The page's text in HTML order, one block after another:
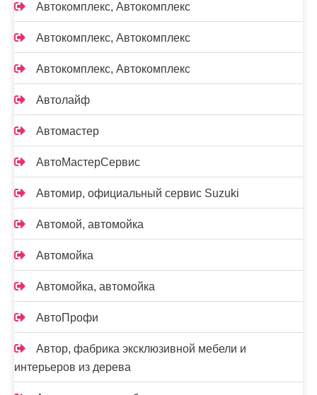
Автокомплекс, Автокомплекс
Автокомплекс, Автокомплекс
Автокомплекс, Автокомплекс
Автолайф
Автомастер
АвтоМастерСервис
Автомир, официальный сервис Suzuki
Автомой, автомойка
Автомойка
Автомойка, автомойка
АвтоПрофи
Автор, фабрика эксклюзивной мебели и
интерьеров из дерева